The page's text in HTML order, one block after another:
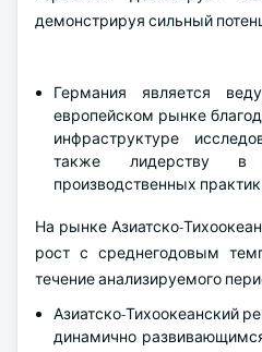
демонстрируя сильный
Германия является
европейском рынке
инфраструктуре
также лидерству в
производственных
На рынке Азиатско-
рост с среднегодовым
течение анализируемого
Азиатско-Тихоокеанский
динамично